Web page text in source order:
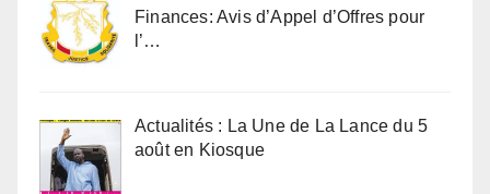
Finances: Avis d’Appel d’Offres pour
l’…
Actualités : La Une de La Lance du 5
août en Kiosque